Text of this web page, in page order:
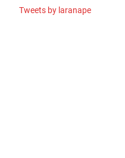
Tweets by laranape